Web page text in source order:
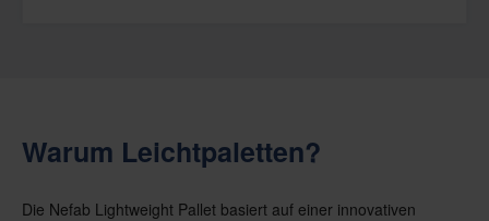
Warum Leichtpaletten?
Die Nefab Lightweight Pallet basiert auf einer innovativen